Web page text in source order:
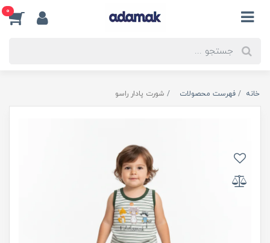
0
خانه فهرست محصولات شورت پادار راسو